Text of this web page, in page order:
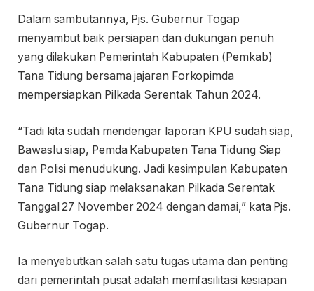
Dalam sambutannya, Pjs. Gubernur Togap
menyambut baik persiapan dan dukungan penuh
yang dilakukan Pemerintah Kabupaten (Pemkab)
Tana Tidung bersama jajaran Forkopimda
mempersiapkan Pilkada Serentak Tahun 2024.
“Tadi kita sudah mendengar laporan KPU sudah siap,
Bawaslu siap, Pemda Kabupaten Tana Tidung Siap
dan Polisi menudukung. Jadi kesimpulan Kabupaten
Tana Tidung siap melaksanakan Pilkada Serentak
Tanggal 27 November 2024 dengan damai,” kata Pjs.
Gubernur Togap.
Ia menyebutkan salah satu tugas utama dan penting
dari pemerintah pusat adalah memfasilitasi kesiapan